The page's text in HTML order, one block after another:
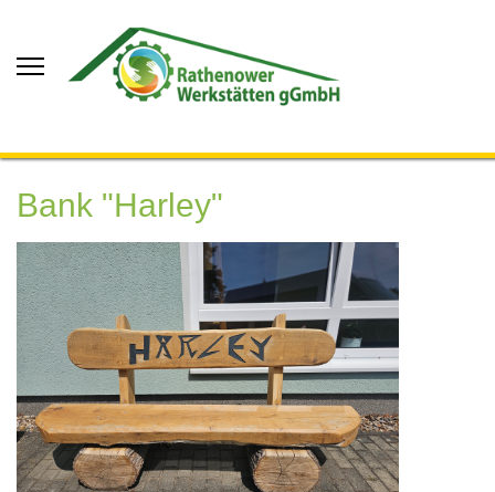
Bank "Harley"